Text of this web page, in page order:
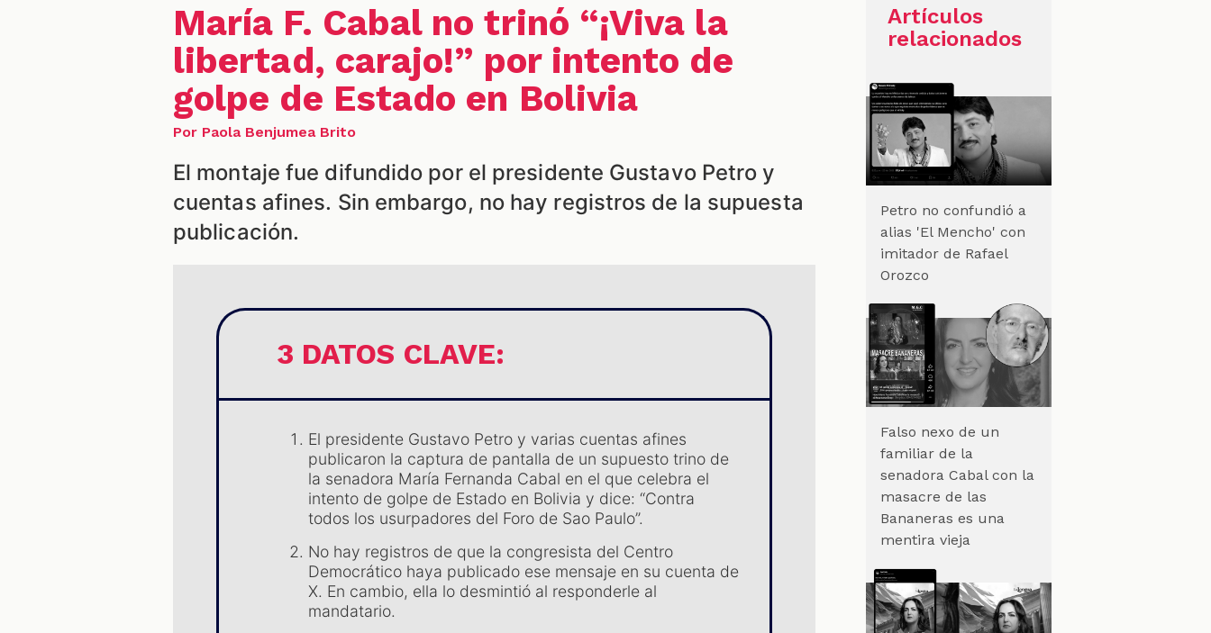
María F. Cabal no trinó “¡Viva la
libertad, carajo!” por intento de
golpe de Estado en Bolivia
Por Paola Benjumea Brito
El montaje fue difundido por el presidente Gustavo Petro y
cuentas afines. Sin embargo, no hay registros de la supuesta
publicación.
3 DATOS CLAVE:
El presidente Gustavo Petro y varias cuentas afines
publicaron la captura de pantalla de un supuesto trino de
la senadora María Fernanda Cabal en el que celebra el
intento de golpe de Estado en Bolivia y dice: “Contra
todos los usurpadores del Foro de Sao Paulo”.
No hay registros de que la congresista del Centro
Democrático haya publicado ese mensaje en su cuenta de
X. En cambio, ella lo desmintió al responderle al
mandatario.
Artículos
relacionados
Petro no confundió a
alias 'El Mencho' con
imitador de Rafael
Orozco
Falso nexo de un
familiar de la
senadora Cabal con la
masacre de las
Bananeras es una
mentira vieja